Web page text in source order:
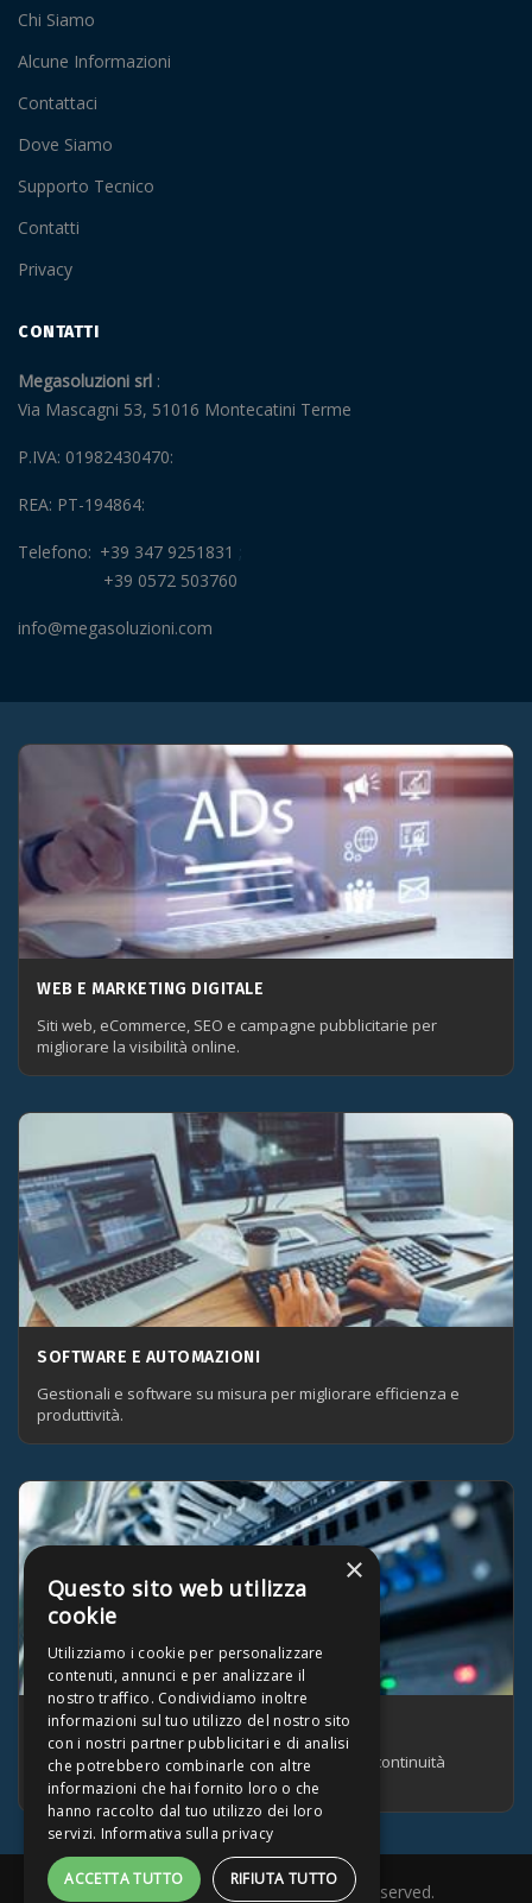
Chi Siamo
Alcune Informazioni
Contattaci
Dove Siamo
Supporto Tecnico
Contatti
Privacy
CONTATTI
Megasoluzioni srl
Via Mascagni 53, 51016 Montecatini Terme
P.IVA: 01982430470
REA: PT-194864
Telefono
+39 347 9251831
+39 0572 503760
info@megasoluzioni.com
WEB E MARKETING DIGITALE
Siti web, eCommerce, SEO e campagne pubblicitarie per
migliorare la visibilità online.
SOFTWARE E AUTOMAZIONI
Gestionali e software su misura per migliorare efficienza e
produttività.
INFRASTRUTTURA E SUPPORTO
Hosting, backup, sicurezza e assistenza per la continuità
operativa.
MegaSoluzioni srl 2026. All Rights Reserved.
×
Questo sito web utilizza
cookie
Utilizziamo i cookie per personalizzare
contenuti, annunci e per analizzare il
nostro traffico. Condividiamo inoltre
informazioni sul tuo utilizzo del nostro sito
con i nostri partner pubblicitari e di analisi
che potrebbero combinarle con altre
informazioni che hai fornito loro o che
hanno raccolto dal tuo utilizzo dei loro
servizi. Informativa sulla privacy
ACCETTA TUTTO RIFIUTA TUTTO